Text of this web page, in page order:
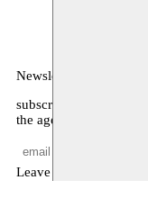
Newsletter
subscribe to receive
the agenda, and other
Leave empty